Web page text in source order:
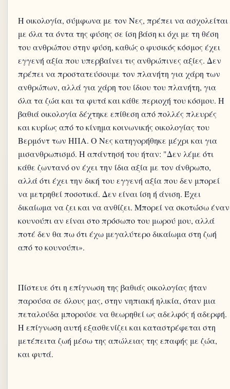
Η οικολογία, σύμφωνα με τον Νες, πρέπει να ασχολείται
με όλα τα όντα της φύσης σε ίση βάση κι όχι με τη θέση
του ανθρώπου στην φύση, καθώς ο φυσικός κόσμος έχει
εγγενή αξία που υπερβαίνει τις ανθρώπινες αξίες. Δεν
πρέπει να προστατεύσουμε τον πλανήτη για χάρη των
ανθρώπων, αλλά για χάρη του ίδιου του πλανήτη, για
όλα τα ζώα και τα φυτά και κάθε περιοχή του κόσμου. Η
βαθιά οικολογία δέχτηκε επίθεση από πολλές πλευρές
και κυρίως από το κίνημα κοινωνικής οικολογίας του
Βερμόντ των ΗΠΑ. Ο Νες κατηγορήθηκε μέχρι και για
μισανθρωπισμό. Η απάντησή του ήταν: "Δεν λέμε ότι
κάθε ζωντανό ον έχει την ίδια αξία με τον άνθρωπο,
αλλά ότι έχει την δική του εγγενή αξία που δεν μπορεί
να μετρηθεί ποσοτικά. Δεν είναι ίση ή άνιση. Έχει
δικαίωμα να ζει και να ανθίζει. Μπορεί να σκοτώσω έναν
κουνούπι αν είναι στο πρόσωπο του μωρού μου, αλλά
ποτέ δεν θα πω ότι έχω μεγαλύτερο δικαίωμα στη ζωή
από το κουνούπι».
Πίστευε ότι η επίγνωση της βαθιάς οικολογίας ήταν
παρούσα σε όλους μας, στην νηπιακή ηλικία, όταν μια
πεταλούδα μπορούσε να θεωρηθεί ως αδελφός ή αδερφή.
Η επίγνωση αυτή εξασθενίζει και καταστρέφεται στη
μετέπειτα ζωή μέσω της απώλειας της επαφής με ζώα,
και φυτά.